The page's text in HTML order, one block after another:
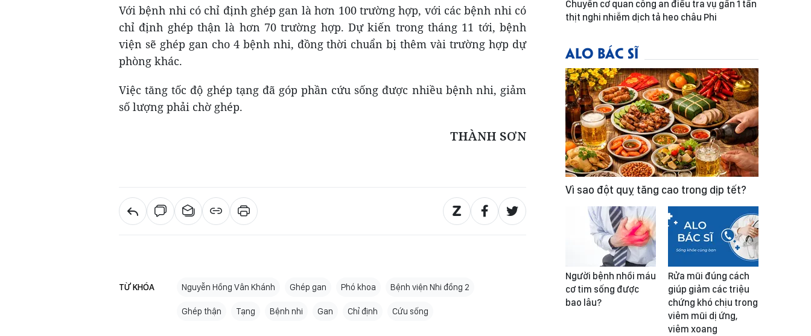
Với bệnh nhi có chỉ định ghép gan là hơn 100 trường hợp, với các bệnh nhi có
chỉ định ghép thận là hơn 70 trường hợp. Dự kiến trong tháng 11 tới, bệnh
viện sẽ ghép gan cho 4 bệnh nhi, đồng thời chuẩn bị thêm vài trường hợp dự
phòng khác.
Việc tăng tốc độ ghép tạng đã góp phần cứu sống được nhiều bệnh nhi, giảm
số lượng phải chờ ghép.
THÀNH SƠN
TỪ KHÓA Nguyễn Hồng Vân Khánh Ghép gan Phó khoa Bệnh viện Nhi đồng 2
Ghép thận Tạng Bệnh nhi Gan Chỉ định Cứu sống
Chuyển cơ quan công an điều tra vụ gần 1 tấn
thịt nghi nhiễm dịch tả heo châu Phi
ALO BÁC SĨ
Vì sao đột quỵ tăng cao trong dịp tết?
Người bệnh nhồi máu
cơ tim sống được
bao lâu?
Rửa mũi đúng cách
giúp giảm các triệu
chứng khó chịu trong
viêm mũi dị ứng,
viêm xoang